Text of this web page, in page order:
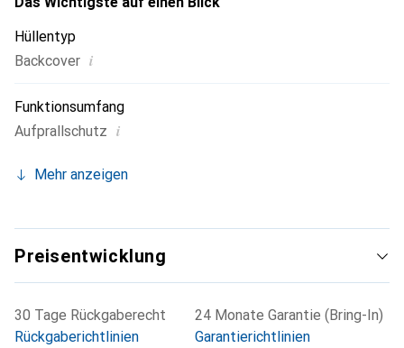
Hüllentyp
Backcover i
Funktionsumfang
Aufprallschutz i
Mehr anzeigen
Preisentwicklung
30 Tage Rückgaberecht
Rückgaberichtlinien
24 Monate Garantie (Bring-In)
Garantierichtlinien